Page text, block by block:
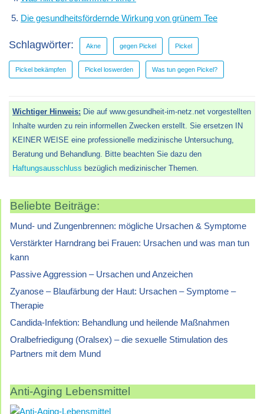
Die gesundheitsfördernde Wirkung von grünem Tee
Schlagwörter: Akne gegen Pickel Pickel
Pickel bekämpfen Pickel loswerden Was tun gegen Pickel?
Wichtiger Hinweis: Die auf www.gesundheit-im-netz.net vorgestellten
Inhalte wurden zu rein informellen Zwecken erstellt. Sie ersetzen IN
KEINER WEISE eine professionelle medizinische Untersuchung,
Beratung und Behandlung. Bitte beachten Sie dazu den
Haftungsausschluss bezüglich medizinischer Themen.
Beliebte Beiträge:
Mund- und Zungenbrennen: mögliche Ursachen & Symptome
Verstärkter Harndrang bei Frauen: Ursachen und was man tun
kann
Passive Aggression – Ursachen und Anzeichen
Zyanose – Blaufärbung der Haut: Ursachen – Symptome –
Therapie
Candida-Infektion: Behandlung und heilende Maßnahmen
Oralbefriedigung (Oralsex) – die sexuelle Stimulation des
Partners mit dem Mund
Anti-Aging Lebensmittel